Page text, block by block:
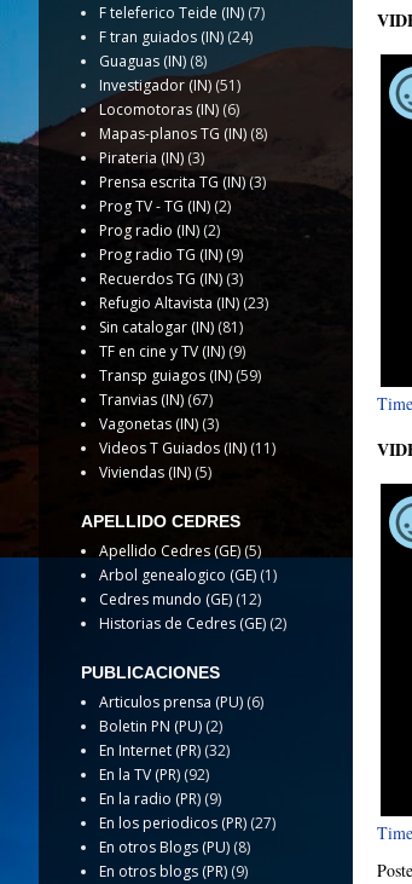
F teleferico Teide (IN) (7)
F tran guiados (IN) (24)
Guaguas (IN) (8)
Investigador (IN) (51)
Locomotoras (IN) (6)
Mapas-planos TG (IN) (8)
Pirateria (IN) (3)
Prensa escrita TG (IN)(3)
Prog TV - TG (IN) (2)
Prog radio (IN) (2)
Prog radio TG (IN) (9)
Recuerdos TG (IN) (3)
Refugio Altavista (IN) (23)
Sin catalogar (IN) (81)
TF en cine y TV (IN) (9)
Transp guiagos (IN)(59)
Tranvias (IN) (67)
Vagonetas (IN) (3)
Videos T Guiados (IN) (11)
Viviendas (IN) (5)
APELLIDO CEDRES
Apellido Cedres (GE) (5)
Arbol genealogico (GE) (1)
Cedres mundo (GE) (12)
Historias de Cedres (GE) (2)
PUBLICACIONES
Articulos prensa (PU) (6)
Boletin PN (PU) (2)
En Internet (PR) (32)
En la TV (PR) (92)
En la radio (PR) (9)
En los periodicos (PR) (27)
En otros Blogs (PU) (8)
En otros blogs (PR) (9)